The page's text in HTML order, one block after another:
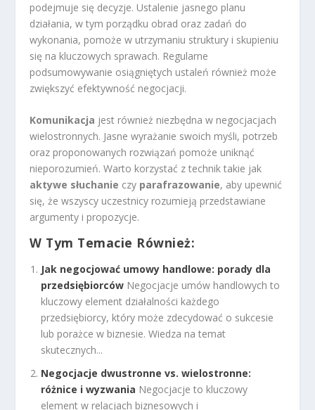
podejmuje się decyzje. Ustalenie jasnego planu
działania, w tym porządku obrad oraz zadań do
wykonania, pomoże w utrzymaniu struktury i skupieniu
się na kluczowych sprawach. Regularne
podsumowywanie osiągniętych ustaleń również może
zwiększyć efektywność negocjacji.
Komunikacja jest również niezbędna w negocjacjach
wielostronnych. Jasne wyrażanie swoich myśli, potrzeb
oraz proponowanych rozwiązań pomoże uniknąć
nieporozumień. Warto korzystać z technik takie jak
aktywe słuchanie czy parafrazowanie, aby upewnić
się, że wszyscy uczestnicy rozumieją przedstawiane
argumenty i propozycje.
W Tym Temacie Również:
Jak negocjować umowy handlowe: porady dla
przedsiębiorców Negocjacje umów handlowych to
kluczowy element działalności każdego
przedsiębiorcy, który może zdecydować o sukcesie
lub porażce w biznesie. Wiedza na temat
skutecznych...
Negocjacje dwustronne vs. wielostronne:
różnice i wyzwania Negocjacje to kluczowy
element w relacjach biznesowych i